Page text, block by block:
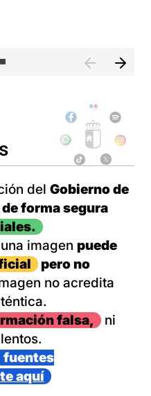
del Gobierno de
forma segura
imagen puede
pero no
no acredita
falsa,
ni
fuentes
aquí